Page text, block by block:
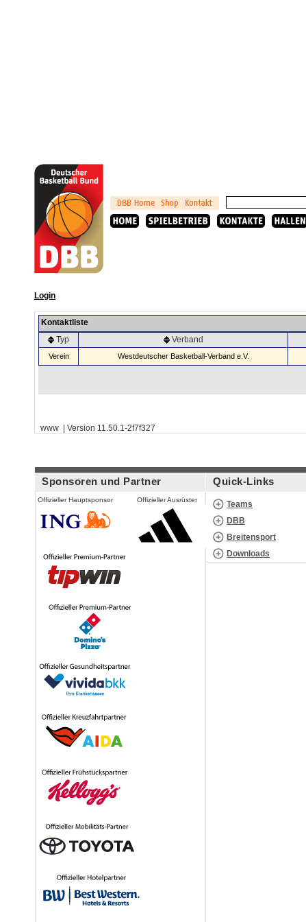
Login
Kontaktliste
Typ
Verband
Verein Westdeutscher Basketball-Verband e.V.
www | Version 11.50.1-2f7f327
Sponsoren und Partner
Offizieller Hauptsponsor Offizieller Ausrüster
Quick-Links
Teams
DBB
Breitensport
Downloads